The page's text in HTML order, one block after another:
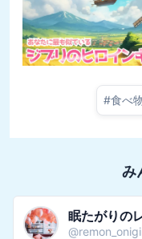
#食べ
み
眠たがりの
@